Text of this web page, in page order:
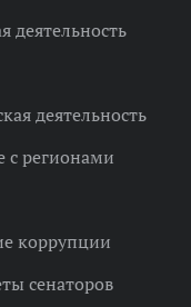
деятельность
деятельность
с регионами
коррупции
сенаторов